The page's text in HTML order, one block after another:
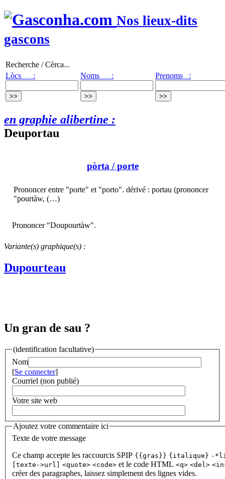
Nos lieux-dits
gascons
Recherche / Cèrca...
Lòcs :
Noms : Prenoms :
en graphie alibertine :
Deuportau
pòrta/ porte
Prononcer entre "porte" et "porto". dérivé : portau (prononcer
"pourtàw, (…)
Prononcer "Doupourtàw".
Variante(s) graphique(s) :
Dupourteau
Un gran de sau ?
(identification facultative)
Nom
[Se connecter]
Courriel (non publié)
Votre site web
Ajoutez votre commentaire ici
Texte de votre message
Ce champ accepte les raccourcis SPIP {{gras}} {italique} -
[texte->url] <quote> <code> et le code HTML <q> <del>
créer des paragraphes, laissez simplement des lignes vides.